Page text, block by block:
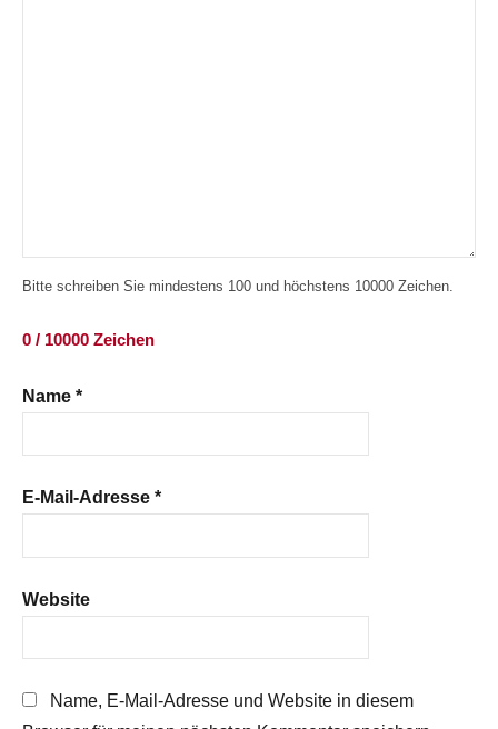
Bitte schreiben Sie mindestens 100 und höchstens 10000 Zeichen.
0 / 10000 Zeichen
Name *
E-Mail-Adresse *
Website
Name, E-Mail-Adresse und Website in diesem